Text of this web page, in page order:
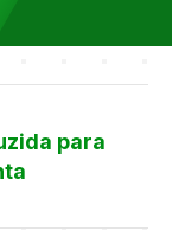
para